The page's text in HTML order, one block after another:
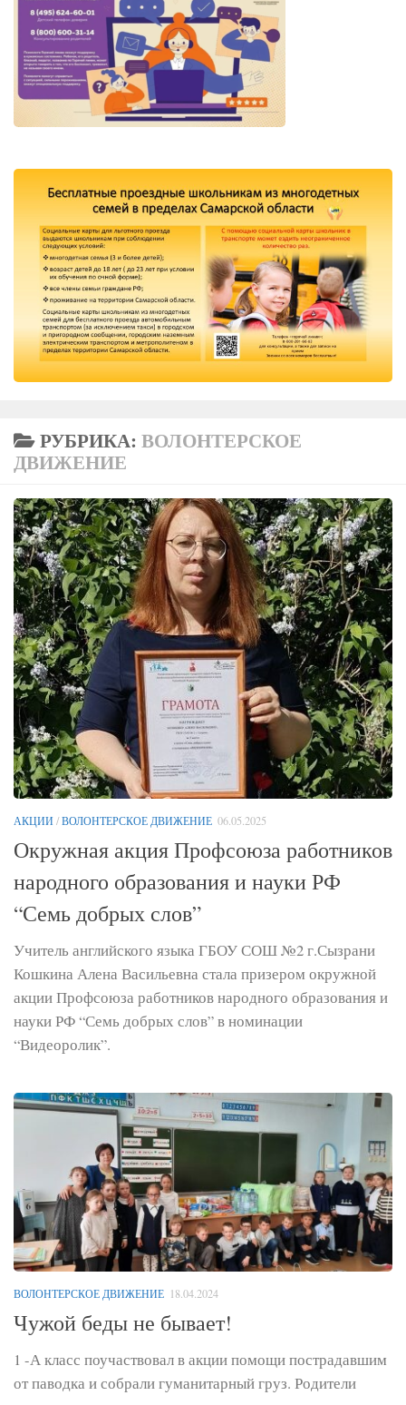
РУБРИКА: ВОЛОНТЕРСКОЕ
ДВИЖЕНИЕ
АКЦИИ/ВОЛОНТЕРСКОЕ ДВИЖЕНИЕ 06.05.2025
Окружная акция Профсоюза работников
народного образования и науки РФ
“Семь добрых слов”
Учитель английского языка ГБОУ СОШ №2 г.Сызрани
Кошкина Алена Васильевна стала призером окружной
акции Профсоюза работников народного образования и
науки РФ “Семь добрых слов” в номинации
“Видеоролик”.
ВОЛОНТЕРСКОЕ ДВИЖЕНИЕ 18.04.2024
Чужой беды не бывает!
1 -А класс поучаствовал в акции помощи пострадавшим
от паводка и собрали гуманитарный груз. Родители